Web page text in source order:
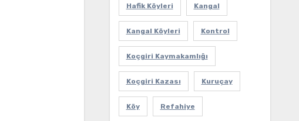
Hafik Köyleri Kangal
Kangal Köyleri Kontrol
Koçgiri Kaymakamlığı
Koçgiri Kazası Kuruçay
Köy Refahiye